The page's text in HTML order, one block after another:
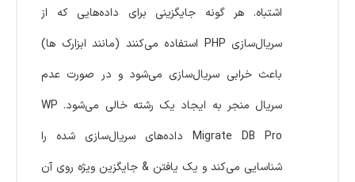
اشتباه. هر گونه جایگزینی برای داده‌هایی که از
سریال‌سازی PHP استفاده می‌کنند (مانند ابزارک ها)
باعث خرابی سریال‌سازی می‌شود و در صورت عدم
سریال منجر به ایجاد یک رشته خالی می‌شود. WP
Migrate DB Pro داده‌های سریال‌سازی شده را
شناسایی می‌کند و یک یافتن & جایگزین ویژه روی آن